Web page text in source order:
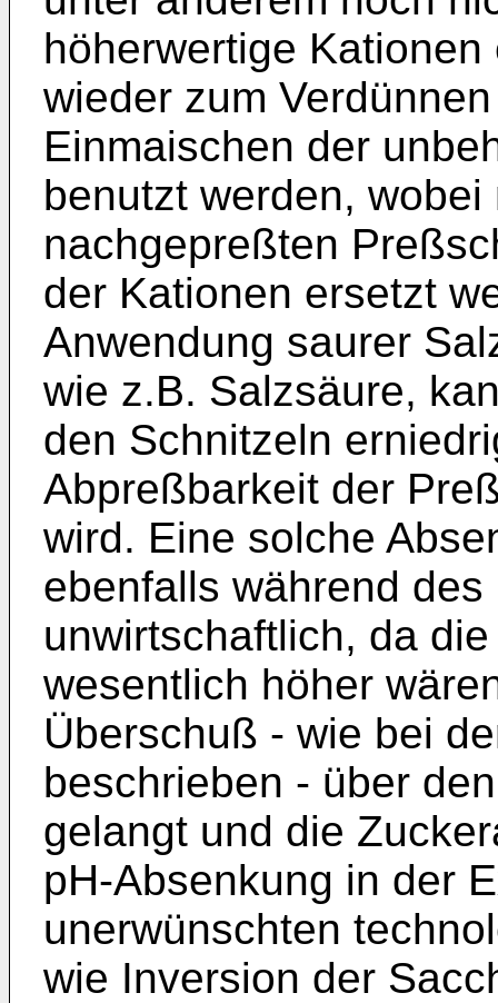
höherwertige
wieder zum
Einmaischen der
benutzt werden,
nachgepreßten
der Kationen ersetzt
Anwendung saurer
wie z.B. Salzsäure,
den Schnitzeln
Abpreßbarkeit der
wird. Eine solche
ebenfalls während
unwirtschaftlich, da
wesentlich höher
Überschuß - wie bei
beschrieben - über
gelangt und die
pH-Absenkung in der
unerwünschten
wie Inversion der